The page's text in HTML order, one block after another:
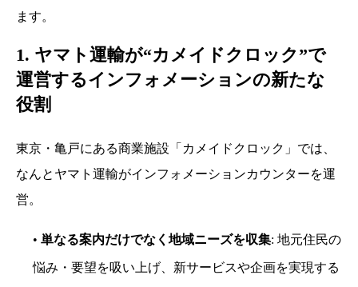
ます。
1. ヤマト運輸が“カメイドクロック”で
運営するインフォメーションの新たな
役割
東京・亀戸にある商業施設「カメイドクロック」では、
なんとヤマト運輸がインフォメーションカウンターを運
営。
• 単なる案内だけでなく地域ニーズを収集: 地元住民の
悩み・要望を吸い上げ、新サービスや企画を実現する